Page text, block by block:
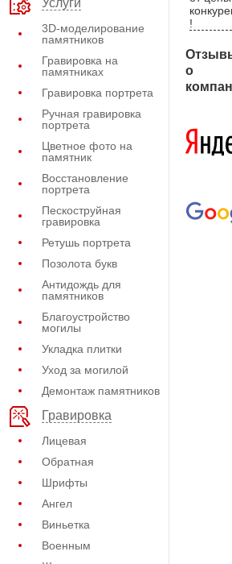
Услуги
3D-моделирование
памятников
Гравировка на
памятниках
Гравировка портрета
Ручная гравировка
портрета
Цветное фото на
памятник
Восстановление
портрета
Пескоструйная
гравировка
Ретушь портрета
Позолота букв
Антидождь для
памятников
Благоустройство
могилы
Укладка плитки
Уход за могилой
Демонтаж памятников
Гравировка
Лицевая
Обратная
Шрифты
Ангел
Виньетка
Военным
!
о